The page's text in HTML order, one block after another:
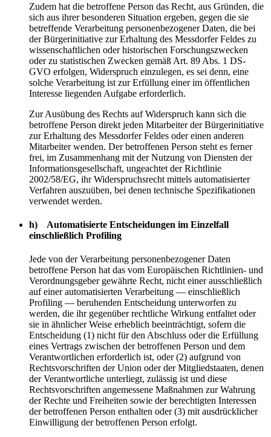
Zudem hat die betroffene Person das Recht, aus Gründen, die
sich aus ihrer besonderen Situation ergeben, gegen die sie
betreffende Verarbeitung personenbezogener Daten, die bei
der Bürgerinitiative zur Erhaltung des Messdorfer Feldes zu
wissenschaftlichen oder historischen Forschungszwecken
oder zu statistischen Zwecken gemäß Art. 89 Abs. 1 DS-
GVO erfolgen, Widerspruch einzulegen, es sei denn, eine
solche Verarbeitung ist zur Erfüllung einer im öffentlichen
Interesse liegenden Aufgabe erforderlich.
Zur Ausübung des Rechts auf Widerspruch kann sich die
betroffene Person direkt jeden Mitarbeiter der Bürgerinitiative
zur Erhaltung des Messdorfer Feldes oder einen anderen
Mitarbeiter wenden. Der betroffenen Person steht es ferner
frei, im Zusammenhang mit der Nutzung von Diensten der
Informationsgesellschaft, ungeachtet der Richtlinie
2002/58/EG, ihr Widerspruchsrecht mittels automatisierter
Verfahren auszuüben, bei denen technische Spezifikationen
verwendet werden.
h) Automatisierte Entscheidungen im Einzelfall
einschließlich Profiling
Jede von der Verarbeitung personenbezogener Daten
betroffene Person hat das vom Europäischen Richtlinien- und
Verordnungsgeber gewährte Recht, nicht einer ausschließlich
auf einer automatisierten Verarbeitung — einschließlich
Profiling — beruhenden Entscheidung unterworfen zu
werden, die ihr gegenüber rechtliche Wirkung entfaltet oder
sie in ähnlicher Weise erheblich beeinträchtigt, sofern die
Entscheidung (1) nicht für den Abschluss oder die Erfüllung
eines Vertrags zwischen der betroffenen Person und dem
Verantwortlichen erforderlich ist, oder (2) aufgrund von
Rechtsvorschriften der Union oder der Mitgliedstaaten, denen
der Verantwortliche unterliegt, zulässig ist und diese
Rechtsvorschriften angemessene Maßnahmen zur Wahrung
der Rechte und Freiheiten sowie der berechtigten Interessen
der betroffenen Person enthalten oder (3) mit ausdrücklicher
Einwilligung der betroffenen Person erfolgt.